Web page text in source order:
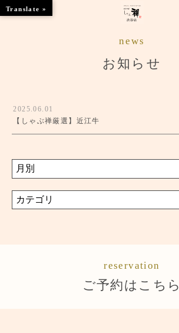
くつろぎのお部屋
news
お知らせ
2025.06.01
【しゃぶ禅厳選】近江牛
reservation
ご予約はこちら
Translate »